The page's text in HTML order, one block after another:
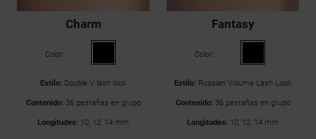
Charm
Color:
Estilo: Double V lash look
Contenido: 36 pestañas en grupo
Longitudes: 10, 12, 14 mm
Fantasy
Color:
Estilo: Russian Volume Lash Look
Contenido: 36 pestañas en grupo
Longitudes: 10, 12, 14 mm